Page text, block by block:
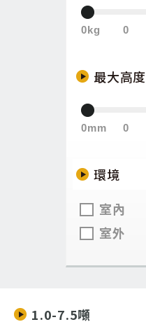
0kg 0
最大高度
0mm 0
環境
室內
室外
1.0-7.5噸